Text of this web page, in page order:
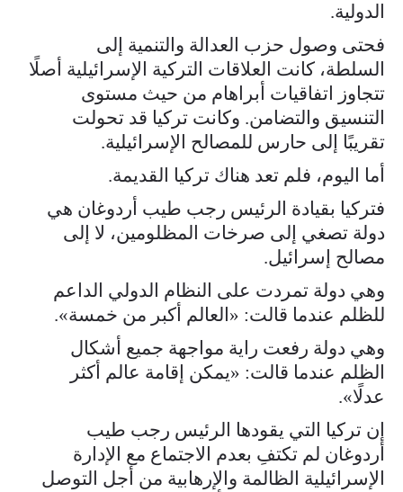
الدولية.
فحتى وصول حزب العدالة والتنمية إلى
السلطة، كانت العلاقات التركية الإسرائيلية أصلًا
تتجاوز اتفاقيات أبراهام من حيث مستوى
التنسيق والتضامن. وكانت تركيا قد تحولت
تقريبًا إلى حارس للمصالح الإسرائيلية.
أما اليوم، فلم تعد هناك تركيا القديمة.
فتركيا بقيادة الرئيس رجب طيب أردوغان هي
دولة تصغي إلى صرخات المظلومين، لا إلى
مصالح إسرائيل.
وهي دولة تمردت على النظام الدولي الداعم
للظلم عندما قالت: «العالم أكبر من خمسة».
وهي دولة رفعت راية مواجهة جميع أشكال
الظلم عندما قالت: «يمكن إقامة عالم أكثر
عدلًا».
إن تركيا التي يقودها الرئيس رجب طيب
أردوغان لم تكتفِ بعدم الاجتماع مع الإدارة
الإسرائيلية الظالمة والإرهابية من أجل التوصل